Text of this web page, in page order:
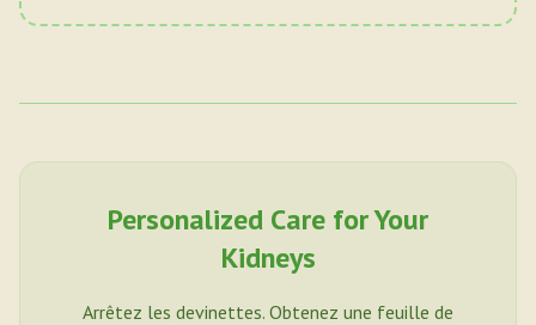
Personalized Care for Your
Kidneys
Arrêtez les devinettes. Obtenez une feuille de